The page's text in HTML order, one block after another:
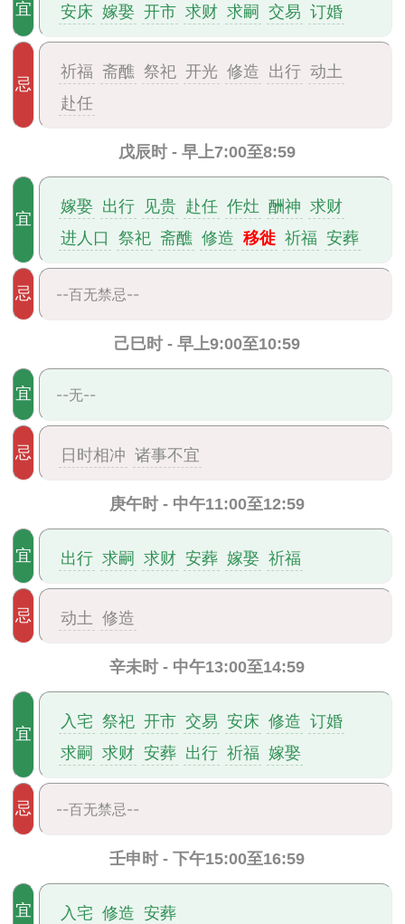
宜 安床 嫁娶 开市 求财 求嗣 交易 订婚
忌
祈福 斋醮 祭祀 开光 修造 出行 动土
赴任
戊辰时 - 早上7:00至8:59
宜
嫁娶 出行 见贵 赴任 作灶 酬神 求财
进人口 祭祀 斋醮 修造 移徙 祈福 安葬
忌 --百无禁忌--
己巳时 - 早上9:00至10:59
宜 --无--
忌 日时相冲 诸事不宜
庚午时 - 中午11:00至12:59
宜 出行 求嗣 求财 安葬 嫁娶 祈福
忌 动土 修造
辛未时 - 中午13:00至14:59
宜
入宅 祭祀 开市 交易 安床 修造 订婚
求嗣 求财 安葬 出行 祈福 嫁娶
忌 --百无禁忌--
壬申时 - 下午15:00至16:59
宜 入宅 修造 安葬